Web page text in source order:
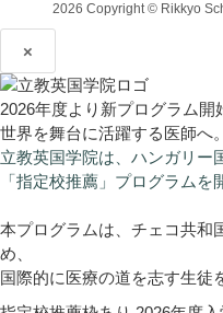
2026 Copyright © Rikkyo
×
2026年度より新プログラム開
世界を舞台に活躍する医師へ。
立教英国学院は、ハンガリー
「指定校推薦」プログラムを
本プログラムは、チェコ共和
め、
国際的に医療の道を志す生徒